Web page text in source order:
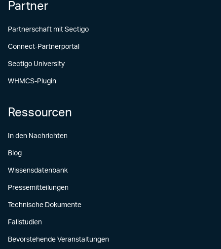
Partner
Partnerschaft mit Sectigo
Connect-Partnerportal
Sectigo University
WHMCS-Plugin
Ressourcen
In den Nachrichten
Blog
Wissensdatenbank
Pressemitteilungen
Technische Dokumente
Fallstudien
Bevorstehende Veranstaltungen